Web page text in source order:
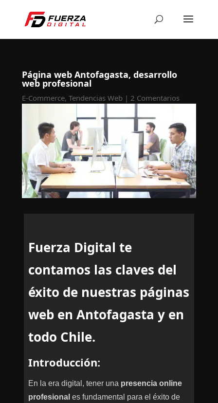
Página web Antofagasta, desarrollo
web profesional
E-Commerce, Tendencias Web| 2 Comentarios
Fuerza Digital te
contamos las claves del
éxito de nuestras páginas
web en Antofagasta y en
todo Chile.
Introducción:
En la era digital, tener una presencia online
profesional es fundamental para el éxito de